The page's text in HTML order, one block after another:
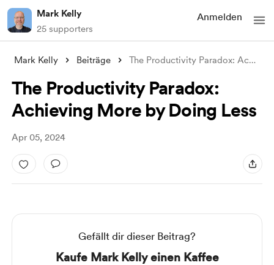
Mark Kelly
25 supporters
Anmelden
Mark Kelly Beiträge The Productivity Paradox: Achieving More
The Productivity Paradox:
Achieving More by Doing Less
Apr 05, 2024
Gefällt dir dieser Beitrag?
Kaufe Mark Kelly einen Kaffee